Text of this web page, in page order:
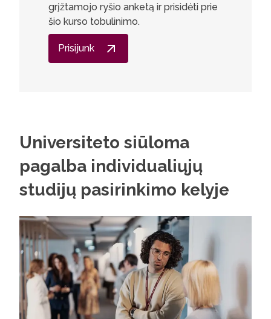
grįžtamojo ryšio anketą ir prisidėti prie
šio kurso tobulinimo.
Prisijunk
Universiteto siūloma
pagalba individualiųjų
studijų pasirinkimo kelyje